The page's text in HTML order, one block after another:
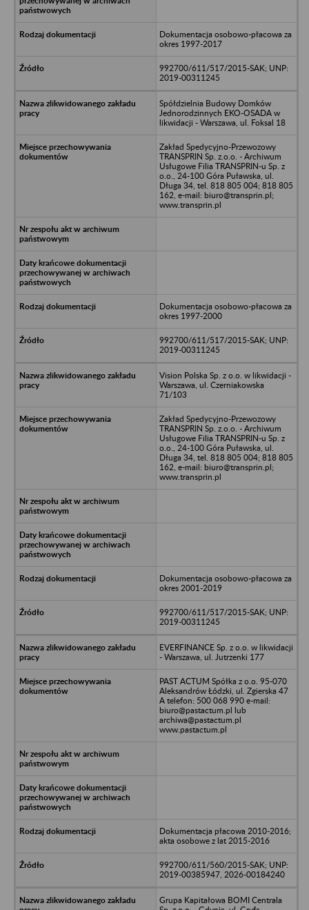
Dokumentacja osobowo-płacowa za
okres 1997-2017
992700/611/517/2015-SAK; UNP:
2019-00311245
Spółdzielnia Budowy Domków
Jednorodzinnych EKO-OSADA w
likwidacji - Warszawa, ul. Foksal 18
Zakład Spedycyjno-Przewozowy
TRANSPRIN Sp. z.o.o. - Archiwum
Usługowe Filia TRANSPRIN-u Sp. z
o.o., 24-100 Góra Puławska, ul.
Długa 34, tel. 818 805 004; 818 805
162, e-mail: biuro@transprin.pl;
www.transprin.pl
Dokumentacja osobowo-płacowa za
okres 1997-2000
992700/611/517/2015-SAK; UNP:
2019-00311245
Vision Polska Sp. z o.o. w likwidacji -
Warszawa, ul. Czerniakowska
71/103
Zakład Spedycyjno-Przewozowy
TRANSPRIN Sp. z.o.o. - Archiwum
Usługowe Filia TRANSPRIN-u Sp. z
o.o., 24-100 Góra Puławska, ul.
Długa 34, tel. 818 805 004; 818 805
162, e-mail: biuro@transprin.pl;
www.transprin.pl
Dokumentacja osobowo-płacowa za
okres 2001-2019
992700/611/517/2015-SAK; UNP:
2019-00311245
EVERFINANCE Sp. z o.o. w likwidacji
- Warszawa, ul. Jutrzenki 177
PAST ACTUM Spółka z o.o. 95-070
Aleksandrów Łódzki, ul. Zgierska 47
A telefon: 500 068 990 e-mail:
biuro@pastactum.pl lub
archiwa@pastactum.pl
www.pastactum.pl
Dokumentacja płacowa 2010-2016;
akta osobowe z lat 2015-2016
992700/611/560/2015-SAK; UNP:
2019-00385947, 2026-00184240
Grupa Kapitałowa BOMI Centrala